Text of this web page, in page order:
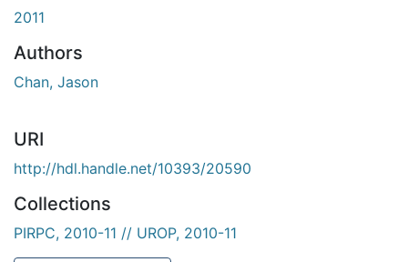
2011
Authors
Chan, Jason
URI
http://hdl.handle.net/10393/20590
Collections
PIRPC, 2010-11 // UROP, 2010-11